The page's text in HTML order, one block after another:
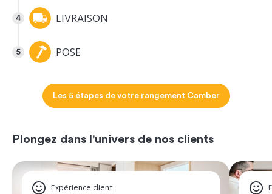
LIVRAISON
POSE
Les 5 étapes de votre rangement Camber
Plongez dans l'univers de nos clients
Expérience client